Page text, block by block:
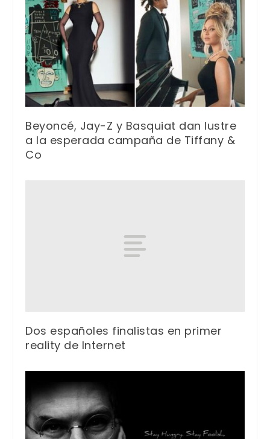
Beyoncé, Jay-Z y Basquiat dan lustre
a la esperada campaña de Tiffany &
Co
Dos españoles finalistas en primer
reality de Internet